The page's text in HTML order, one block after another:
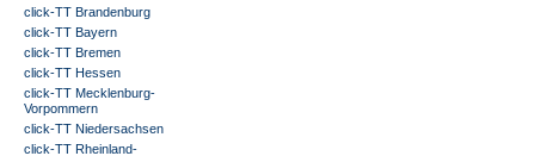
click-TT Brandenburg
click-TT Bayern
click-TT Bremen
click-TT Hessen
click-TT Mecklenburg-
Vorpommern
click-TT Niedersachsen
click-TT Rheinland-